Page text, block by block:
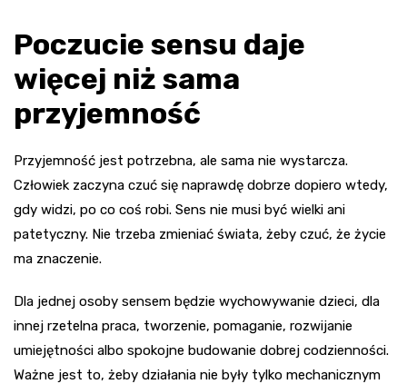
Poczucie sensu daje
więcej niż sama
przyjemność
Przyjemność jest potrzebna, ale sama nie wystarcza.
Człowiek zaczyna czuć się naprawdę dobrze dopiero wtedy,
gdy widzi, po co coś robi. Sens nie musi być wielki ani
patetyczny. Nie trzeba zmieniać świata, żeby czuć, że życie
ma znaczenie.
Dla jednej osoby sensem będzie wychowywanie dzieci, dla
innej rzetelna praca, tworzenie, pomaganie, rozwijanie
umiejętności albo spokojne budowanie dobrej codzienności.
Ważne jest to, żeby działania nie były tylko mechanicznym